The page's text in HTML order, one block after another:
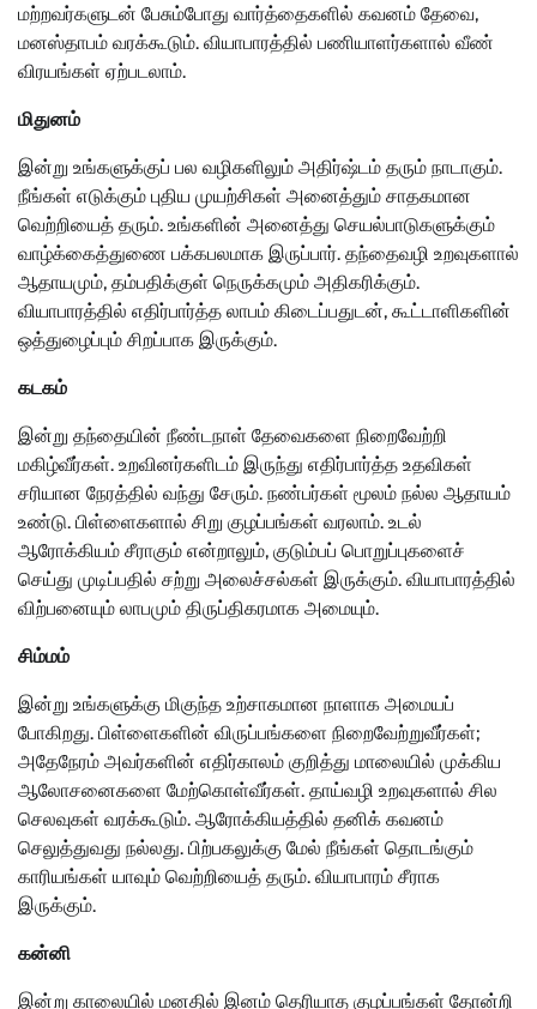
மற்றவர்களுடன் பேசும்போது வார்த்தைகளில் கவனம் தேவை,
மனஸ்தாபம் வரக்கூடும். வியாபாரத்தில் பணியாளர்களால் வீண்
விரயங்கள் ஏற்படலாம்.
மிதுனம்
இன்று உங்களுக்குப் பல வழிகளிலும் அதிர்ஷ்டம் தரும் நாடாகும்.
நீங்கள் எடுக்கும் புதிய முயற்சிகள் அனைத்தும் சாதகமான
வெற்றியைத் தரும். உங்களின் அனைத்து செயல்பாடுகளுக்கும்
வாழ்க்கைத்துணை பக்கபலமாக இருப்பார். தந்தைவழி உறவுகளால்
ஆதாயமும், தம்பதிக்குள் நெருக்கமும் அதிகரிக்கும்.
வியாபாரத்தில் எதிர்பார்த்த லாபம் கிடைப்பதுடன், கூட்டாளிகளின்
ஒத்துழைப்பும் சிறப்பாக இருக்கும்.
கடகம்
இன்று தந்தையின் நீண்டநாள் தேவைகளை நிறைவேற்றி
மகிழ்வீர்கள். உறவினர்களிடம் இருந்து எதிர்பார்த்த உதவிகள்
சரியான நேரத்தில் வந்து சேரும். நண்பர்கள் மூலம் நல்ல ஆதாயம்
உண்டு. பிள்ளைகளால் சிறு குழப்பங்கள் வரலாம். உடல்
ஆரோக்கியம் சீராகும் என்றாலும், குடும்பப் பொறுப்புகளைச்
செய்து முடிப்பதில் சற்று அலைச்சல்கள் இருக்கும். வியாபாரத்தில்
விற்பனையும் லாபமும் திருப்திகரமாக அமையும்.
சிம்மம்
இன்று உங்களுக்கு மிகுந்த உற்சாகமான நாளாக அமையப்
போகிறது. பிள்ளைகளின் விருப்பங்களை நிறைவேற்றுவீர்கள்;
அதேநேரம் அவர்களின் எதிர்காலம் குறித்து மாலையில் முக்கிய
ஆலோசனைகளை மேற்கொள்வீர்கள். தாய்வழி உறவுகளால் சில
செலவுகள் வரக்கூடும். ஆரோக்கியத்தில் தனிக் கவனம்
செலுத்துவது நல்லது. பிற்பகலுக்கு மேல் நீங்கள் தொடங்கும்
காரியங்கள் யாவும் வெற்றியைத் தரும். வியாபாரம் சீராக
இருக்கும்.
கன்னி
இன்று காலையில் மனதில் இனம் தெரியாத குழப்பங்கள் தோன்றி